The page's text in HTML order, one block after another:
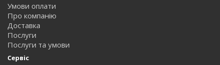
Умови оплати
Про компанію
Доставка
Послуги
Послуги та умови
Сервіс